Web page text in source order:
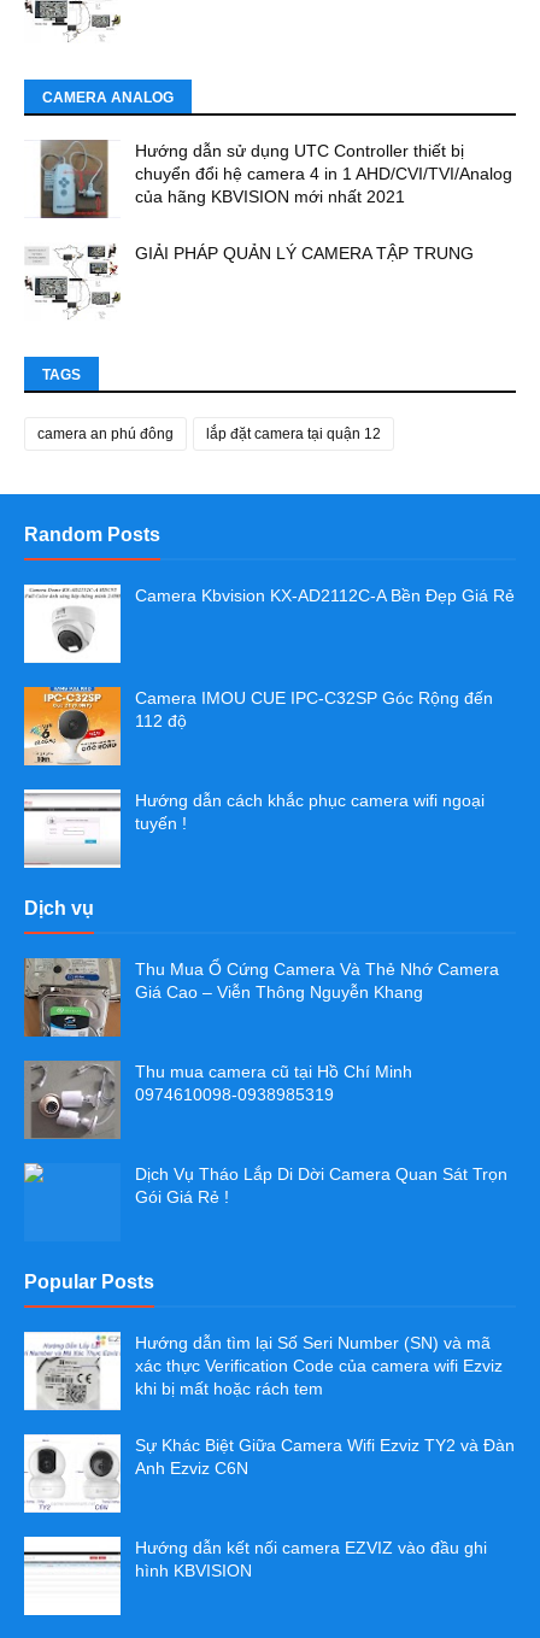
CAMERA ANALOG
Hướng dẫn sử dụng UTC Controller thiết bị
chuyển đổi hệ camera 4 in 1 AHD/CVI/TVI/Analog
của hãng KBVISION mới nhất 2021
GIẢI PHÁP QUẢN LÝ CAMERA TẬP TRUNG
TAGS
camera an phú đông lắp đặt camera tại quận 12
Random Posts
Camera Kbvision KX-AD2112C-A Bền Đẹp Giá Rẻ
Camera IMOU CUE IPC-C32SP Góc Rộng đến
112 độ
Hướng dẫn cách khắc phục camera wifi ngoại
tuyến !
Dịch vụ
Thu Mua Ổ Cứng Camera Và Thẻ Nhớ Camera
Giá Cao – Viễn Thông Nguyễn Khang
Thu mua camera cũ tại Hồ Chí Minh
0974610098-0938985319
Dịch Vụ Tháo Lắp Di Dời Camera Quan Sát Trọn
Gói Giá Rẻ !
Popular Posts
Hướng dẫn tìm lại Số Seri Number (SN) và mã
xác thực Verification Code của camera wifi Ezviz
khi bị mất hoặc rách tem
Sự Khác Biệt Giữa Camera Wifi Ezviz TY2 và Đàn
Anh Ezviz C6N
Hướng dẫn kết nối camera EZVIZ vào đầu ghi
hình KBVISION